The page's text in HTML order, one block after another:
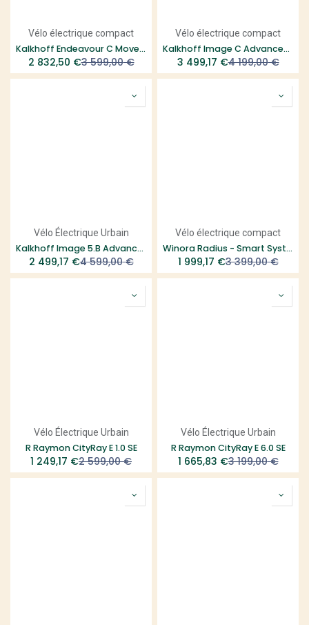
Vélo électrique compact
Kalkhoff Endeavour C Move+ - Smart System
2 832,50 €3 599,00€
Vélo électrique compact
Kalkhoff Image C Advance+ - Smart System
3 499,17 €4 199,00€
Vélo Électrique Urbain
Kalkhoff Image 5.B Advance+ cadre ouvert - 625Wh, taille S
2 499,17 €4 599,00€
Vélo électrique compact
Winora Radius - Smart System
1 999,17 €3 399,00€
Vélo Électrique Urbain
R Raymon CityRay E 1.0 SE
1 249,17 €2 599,00€
Vélo Électrique Urbain
R Raymon CityRay E 6.0 SE
1 665,83 €3 199,00€